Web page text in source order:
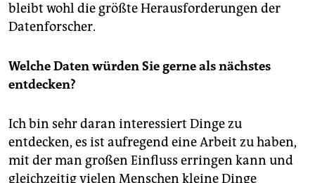
bleibt wohl die größte Herausforderungen der
Datenforscher.
Welche Daten würden Sie gerne als nächstes
entdecken?
Ich bin sehr daran interessiert Dinge zu
entdecken, es ist aufregend eine Arbeit zu haben,
mit der man großen Einfluss erringen kann und
gleichzeitig vielen Menschen kleine Dinge